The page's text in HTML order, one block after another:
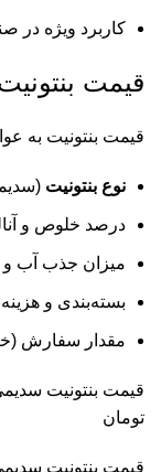
کاربرد ویژه در
قیمت
قیمت بنتونیت به
نوع بنتونیت
درصد خلوص و
میزان جذب آب و
بسته‌بندی و
مقدار سفارش
تومان